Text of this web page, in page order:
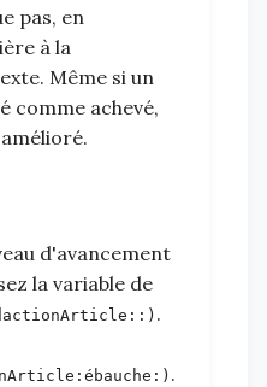
pas, en
à la
Même si un
comme achevé,
d'avancement
la variable de
.
.